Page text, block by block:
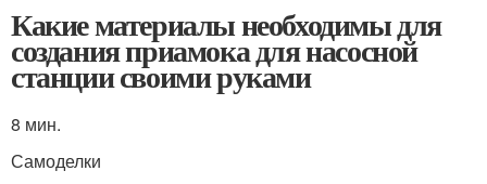
Какие материалы необходимы для
создания приамока для насосной
станции своими руками
8 мин.
Самоделки